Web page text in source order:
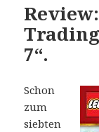
7“.
Schon
zum
siebten